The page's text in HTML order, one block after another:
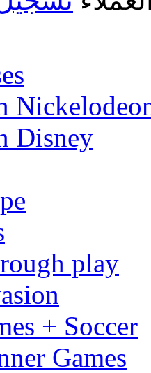
Disney
play
+ Soccer
Games